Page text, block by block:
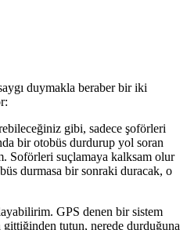
duymakla beraber bir iki
gibi, sadece şoförleri
bir otobüs durdurup yol soran
Soförleri suçlamaya kalksam olur
durmasa bir sonraki duracak, o
GPS denen bir sistem
gittiğinden tutun, nerede durduğuna